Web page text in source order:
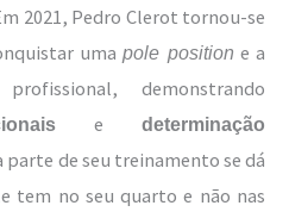
2021, Pedro Clerot tornou-se
umapole position e a
demonstrando
e determinação
parte de seu treinamento se dá
tem no seu quarto e não nas